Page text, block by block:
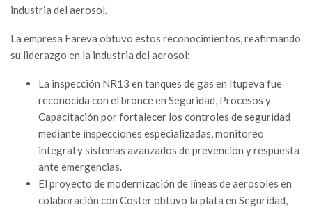
industria del aerosol.
La empresa Fareva obtuvo estos reconocimientos, reafirmando
su liderazgo en la industria del aerosol:
La inspección NR13 en tanques de gas en Itupeva fue
reconocida con el bronce en Seguridad, Procesos y
Capacitación por fortalecer los controles de seguridad
mediante inspecciones especializadas, monitoreo
integral y sistemas avanzados de prevención y respuesta
ante emergencias.
El proyecto de modernización de líneas de aerosoles en
colaboración con Coster obtuvo la plata en Seguridad,